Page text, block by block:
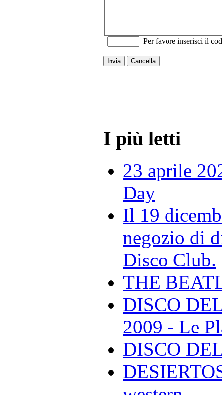
Per favore inserisci il
Invia Cancella
I più letti
23 aprile
Day
Il 19
negozio di
Disco Club.
THE
DISCO
2009 - Le
DISCO